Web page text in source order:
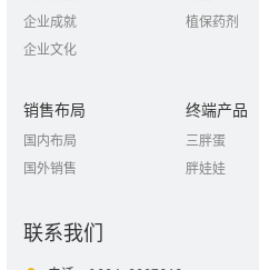
企业成就
企业文化
植保药剂
销售布局
国内布局
国外销售
终端产品
三胖蛋
胖娃娃
联系我们